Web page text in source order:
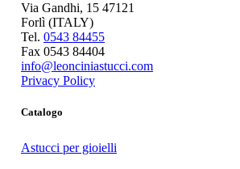
Via Gandhi, 15 47121
Forlì (ITALY)
Tel. 0543 84455
Fax 0543 84404
info@leonciniastucci.com
Privacy Policy
Catalogo
Astucci per gioielli